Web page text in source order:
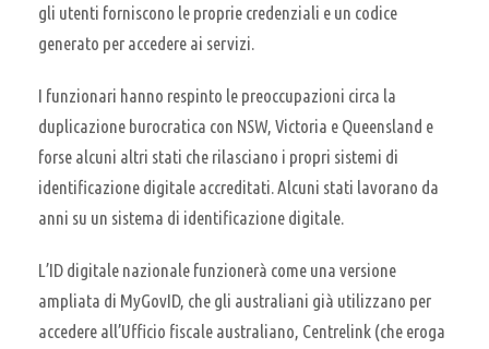
gli utenti forniscono le proprie credenziali e un codice
generato per accedere ai servizi.
I funzionari hanno respinto le preoccupazioni circa la
duplicazione burocratica con NSW, Victoria e Queensland e
forse alcuni altri stati che rilasciano i propri sistemi di
identificazione digitale accreditati. Alcuni stati lavorano da
anni su un sistema di identificazione digitale.
L’ID digitale nazionale funzionerà come una versione
ampliata di MyGovID, che gli australiani già utilizzano per
accedere all’Ufficio fiscale australiano, Centrelink (che eroga